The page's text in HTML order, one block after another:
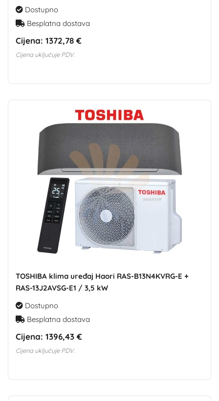
Dostupno
Besplatna dostava
Cijena: 1372,78 €
Cijena uključuje PDV.
TOSHIBA klima uređaj Haori RAS-B13N4KVRG-E +
RAS-13J2AVSG-E1 / 3,5 kW
Dostupno
Besplatna dostava
Cijena: 1396,43 €
Cijena uključuje PDV.